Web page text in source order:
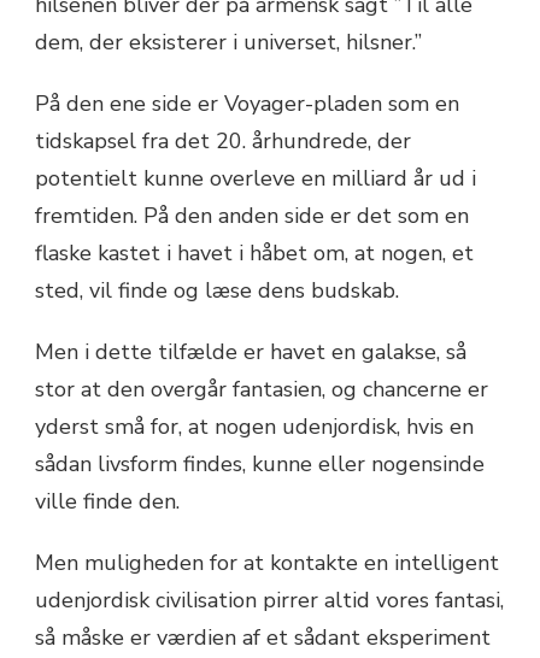
dem, der eksisterer i universet, hilsner.”
På den ene side er Voyager-pladen som en
tidskapsel fra det 20. århundrede, der
potentielt kunne overleve en milliard år ud i
fremtiden. På den anden side er det som en
flaske kastet i havet i håbet om, at nogen, et
sted, vil finde og læse dens budskab.
Men i dette tilfælde er havet en galakse, så
stor at den overgår fantasien, og chancerne er
yderst små for, at nogen udenjordisk, hvis en
sådan livsform findes, kunne eller nogensinde
ville finde den.
Men muligheden for at kontakte en intelligent
udenjordisk civilisation pirrer altid vores fantasi,
så måske er værdien af et sådant eksperiment